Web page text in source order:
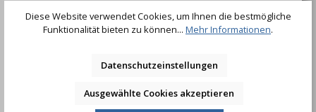
mit RändelungTechnische Daten:Abtriebsprofil: Super
InnenvierkantAntriebsprofilgröße, met…Mehr
Diese Website verwendet Cookies, um Ihnen die bestmögliche
Funktionalität bieten zu können... Mehr Informationen.
Datenschutzeinstellungen
Ausgewählte Cookies akzeptieren